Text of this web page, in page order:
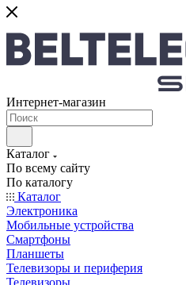
Интернет-магазин
Каталог
По всему сайту
По каталогу
Каталог
Электроника
Мобильные устройства
Смартфоны
Планшеты
Телевизоры и периферия
Телевизоры